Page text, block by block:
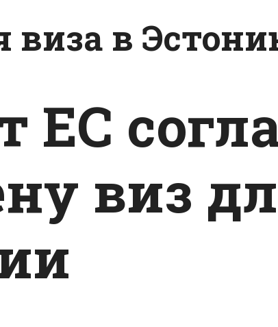
виза в
ЕС
виз